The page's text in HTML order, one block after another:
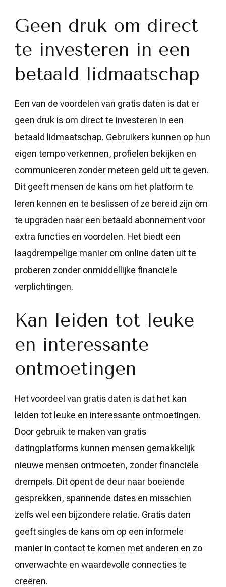
Geen druk om direct
te investeren in een
betaald lidmaatschap
Een van de voordelen van gratis daten is dat er
geen druk is om direct te investeren in een
betaald lidmaatschap. Gebruikers kunnen op hun
eigen tempo verkennen, profielen bekijken en
communiceren zonder meteen geld uit te geven.
Dit geeft mensen de kans om het platform te
leren kennen en te beslissen of ze bereid zijn om
te upgraden naar een betaald abonnement voor
extra functies en voordelen. Het biedt een
laagdrempelige manier om online daten uit te
proberen zonder onmiddellijke financiële
verplichtingen.
Kan leiden tot leuke
en interessante
ontmoetingen
Het voordeel van gratis daten is dat het kan
leiden tot leuke en interessante ontmoetingen.
Door gebruik te maken van gratis
datingplatforms kunnen mensen gemakkelijk
nieuwe mensen ontmoeten, zonder financiële
drempels. Dit opent de deur naar boeiende
gesprekken, spannende dates en misschien
zelfs wel een bijzondere relatie. Gratis daten
geeft singles de kans om op een informele
manier in contact te komen met anderen en zo
onverwachte en waardevolle connecties te
creëren.